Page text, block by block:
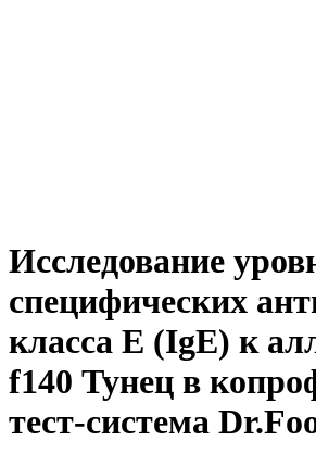
Исследование
специфических
класса E (IgE) к
f140 Тунец в
тест-система